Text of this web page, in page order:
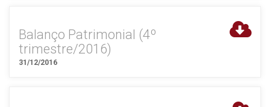
Balanço Patrimonial (4º
trimestre/2016)
31/12/2016